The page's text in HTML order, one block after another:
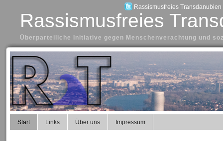
Rassismusfreies Transdanubien
Rassismusfreies
Überparteiliche Initiative gegen Menschenverachtung und
Start Links Über uns Impressum